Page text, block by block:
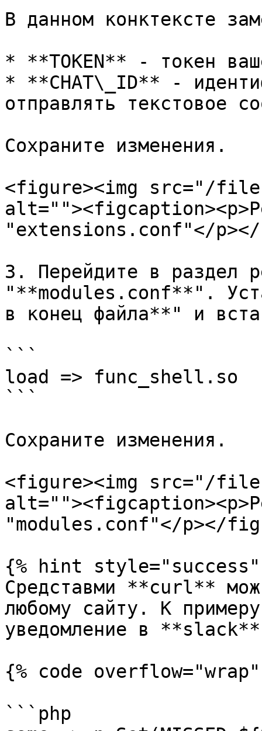
В данном конктексте
* **TOKEN** - токен
* **CHAT\_ID** -
отправлять текстовое
Сохраните изменения.
<figure><img src="/
"extensions.conf"</
3. Перейдите в раздел
"**modules.conf**".
в конец файла**" и
```
load => func_shell.so
```
Сохраните изменения.
<figure><img src="/files/
"modules.conf"</p></
{% hint style="success"
Средставми **curl**
любому сайту. К
уведомление в
{% code
```php